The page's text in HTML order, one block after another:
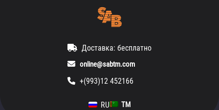
Доставка: бесплатно
online@sabtm.com
+(993)12 452166
RU TM